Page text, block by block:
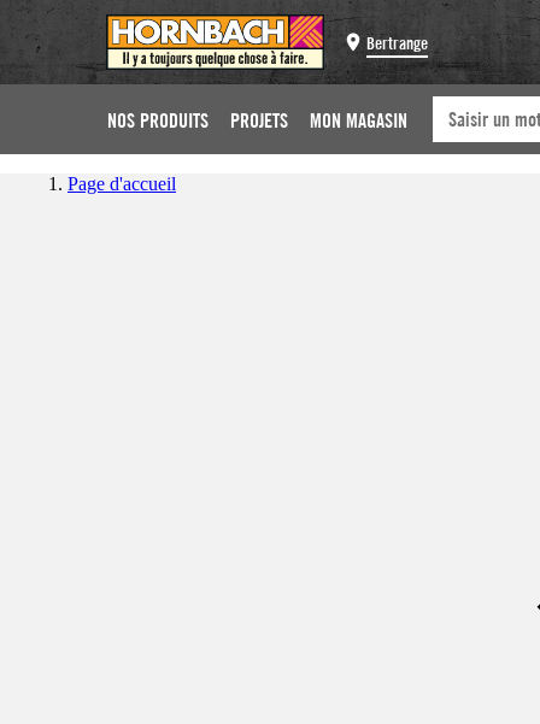
Bertrange
NOS PRODUITS PROJETS MON MAGASIN
Page d'accueil